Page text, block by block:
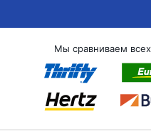
Мы сравниваем